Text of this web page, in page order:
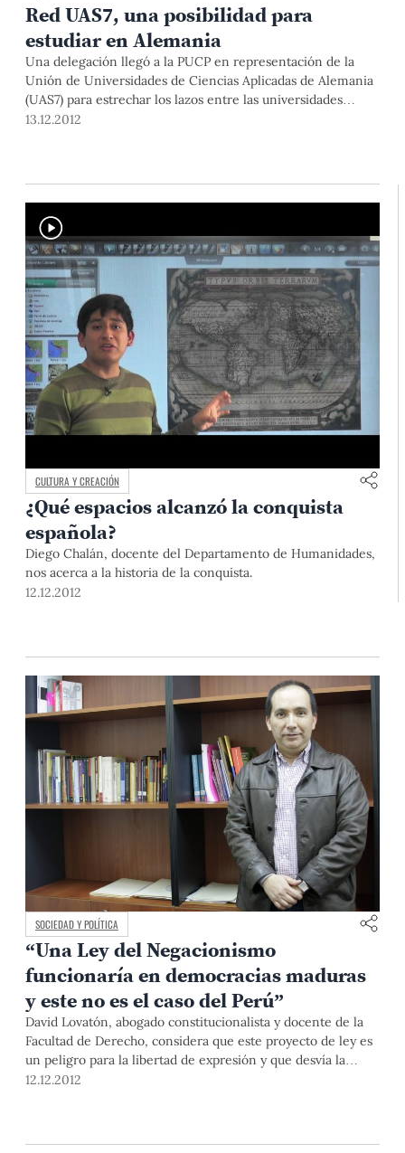
Red UAS7, una posibilidad para
estudiar en Alemania
Una delegación llegó a la PUCP en representación de la
Unión de Universidades de Ciencias Aplicadas de Alemania
(UAS7) para estrechar los lazos entre las universidades
germanas y la nuestra.
13.12.2012
CULTURA Y CREACIÓN
¿Qué espacios alcanzó la conquista
española?
Diego Chalán, docente del Departamento de Humanidades,
nos acerca a la historia de la conquista.
12.12.2012
SOCIEDAD Y POLÍTICA
“Una Ley del Negacionismo
funcionaría en democracias maduras
y este no es el caso del Perú”
David Lovatón, abogado constitucionalista y docente de la
Facultad de Derecho, considera que este proyecto de ley es
un peligro para la libertad de expresión y que desvía la
atención de la falta de estrategia por parte del gobierno en
12.12.2012